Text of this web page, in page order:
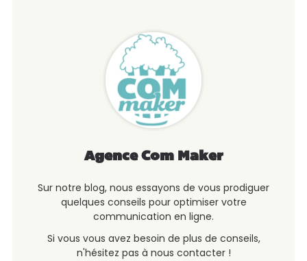
Agence Com Maker
Sur notre blog, nous essayons de vous prodiguer
quelques conseils pour optimiser votre
communication en ligne.
Si vous vous avez besoin de plus de conseils,
n'hésitez pas à nous contacter !